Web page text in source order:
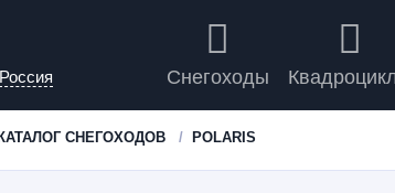
Россия Снегоходы
КАТАЛОГ СНЕГОХОДОВ POLARIS